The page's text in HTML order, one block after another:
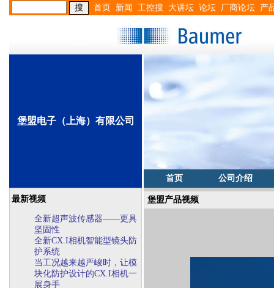
首页 新闻 工控搜 大讲坛 论坛 厂商论坛 产
堡盟电子（上海）有限公司
首页 公司介绍
最新视频
全新超声波传感器——更具
坚固性
全新CX.I相机智能型镜头防
护系统
当工况越来越严峻时，让模
块化防护设计的CX.I相机一
展身手
堡盟产品视频